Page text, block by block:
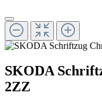
SKODA
2ZZ